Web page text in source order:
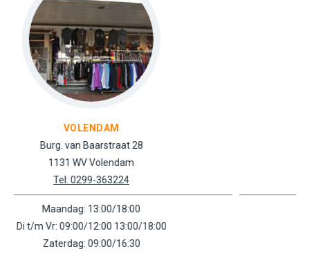
KOOG AAN DE ZAAN
Molenwerf 10
1541 WR Koog a/d Zaan
Tel: 0756159602
Maandag: 11:00/18:00
Di t/m Vr: 09:00/18:00
Zaterdag: 09:00/17:00